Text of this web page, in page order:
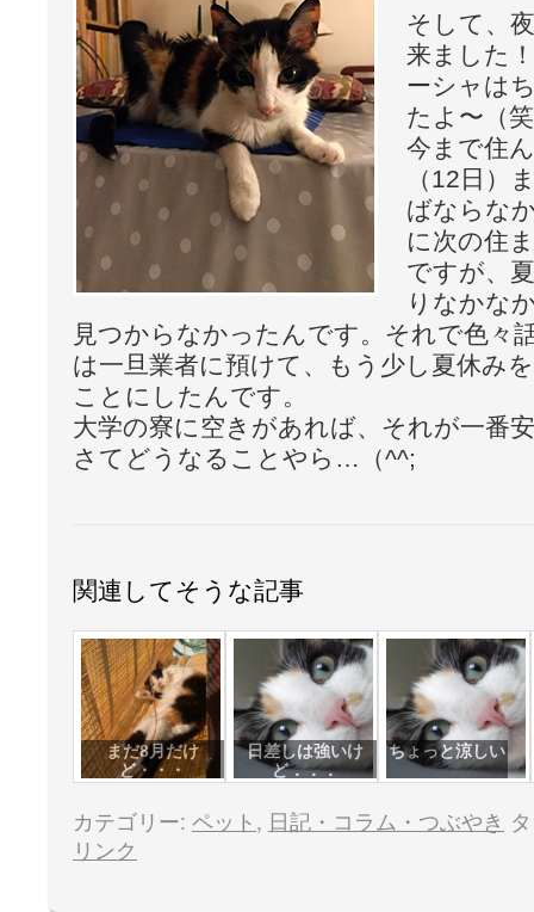
そして、
来ました
ーシャは
たよ〜（
今まで住
（12日）
ばならな
に次の住
ですが、
りなかな
見つからなかったんです。それで色々
は一旦業者に預けて、もう少し夏休み
ことにしたんです。
大学の寮に空きがあれば、それが一番
さてどうなることやら…（^^;
関連してそうな記事
まだ8月だけ
ど・・・
日差しは強いけ
ど．．．
ちょっと涼しい
カテゴリー: ペット , 日記・コラム・つぶやき
リンク